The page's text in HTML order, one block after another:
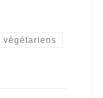
végétariens